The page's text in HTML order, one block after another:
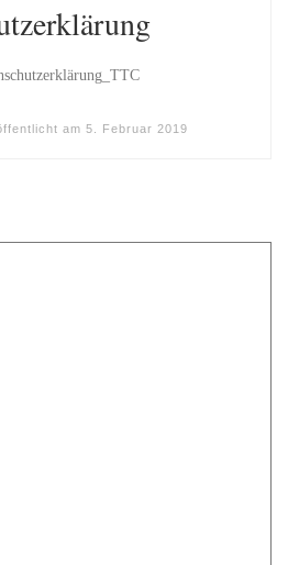
am 5. Februar 2019